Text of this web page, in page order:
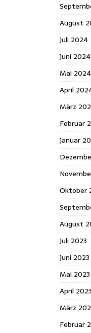
August
Juli 2024
Juni 2024
Mai 2024
April
März
Februar
Januar
Oktober
August
Juli 2023
Juni 2023
Mai 2023
April 2023
März
Februar